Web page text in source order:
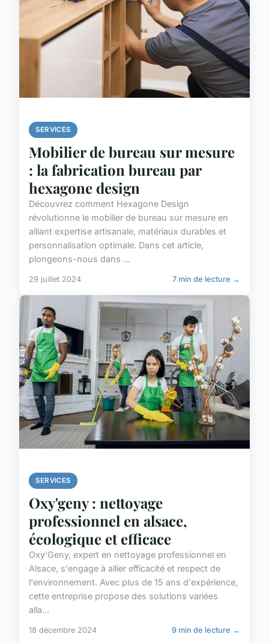
SERVICES
Mobilier de bureau sur mesure
: la fabrication bureau par
hexagone design
Découvrez comment Hexagone Design
révolutionne le mobilier de bureau sur mesure en
alliant expertise artisanale, matériaux durables et
personnalisation optimale. Dans cet article,
plongeons-nous dans ...
29 juillet 2024 7 min de lecture →
SERVICES
Oxy'geny : nettoyage
professionnel en alsace,
écologique et efficace
Oxy'Geny, expert en nettoyage professionnel en
Alsace, s'engage à allier efficacité et respect de
l'environnement. Avec plus de 15 ans d'expérience,
cette entreprise propose des solutions variées
alla...
18 décembre 2024 9 min de lecture →